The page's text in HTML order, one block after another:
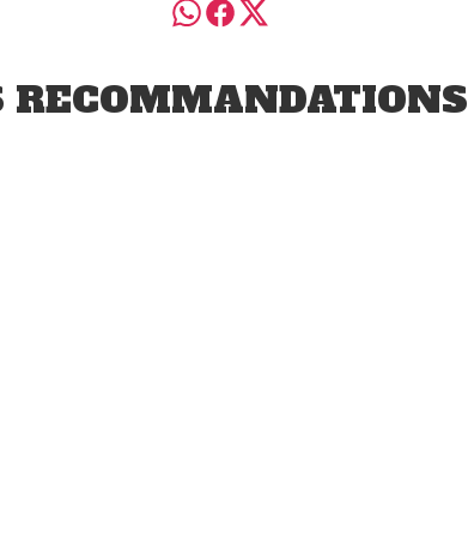
RECOMMANDATIONS